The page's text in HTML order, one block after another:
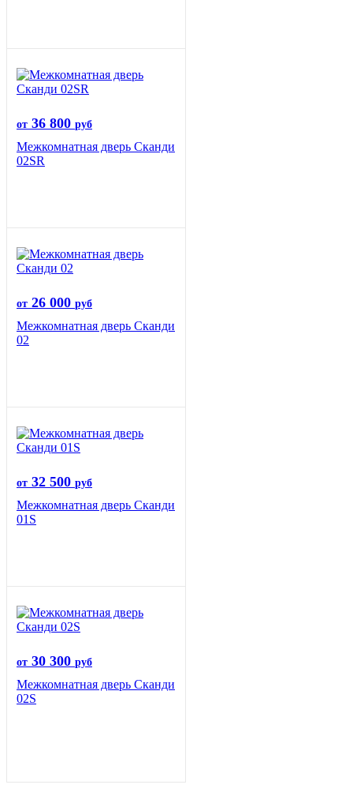
от 36 800 руб
Межкомнатная дверь Сканди
02SR
от 26 000 руб
Межкомнатная дверь Сканди
02
от 32 500 руб
Межкомнатная дверь Сканди
01S
от 30 300 руб
Межкомнатная дверь Сканди
02S